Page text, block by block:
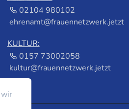
02104 980102
ehrenamt@frauennetzwerk.jetzt
KULTUR:
0157 73002058
kultur@frauennetzwerk.jetzt
wir